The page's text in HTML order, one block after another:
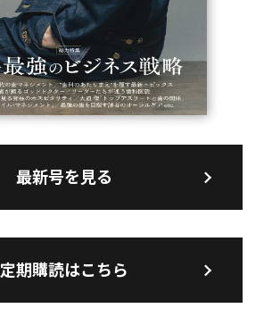
最新号を見る
定期購読はこちら